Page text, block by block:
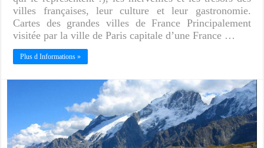
villes françaises, leur culture et leur gastronomie.
Cartes des grandes villes de France Principalement
visitée par la ville de Paris capitale d’une France …
Plus d Informations »